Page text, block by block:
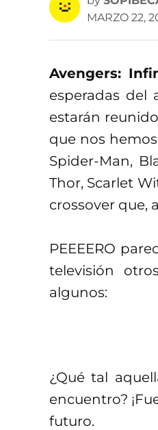
MARZO 22,
Avengers:
esperadas
estarán
que nos
Spider-Man,
Thor, Scarlet
crossover que,
PEEEERO
televisión
algunos:
¿Qué tal
encuentro?
futuro.